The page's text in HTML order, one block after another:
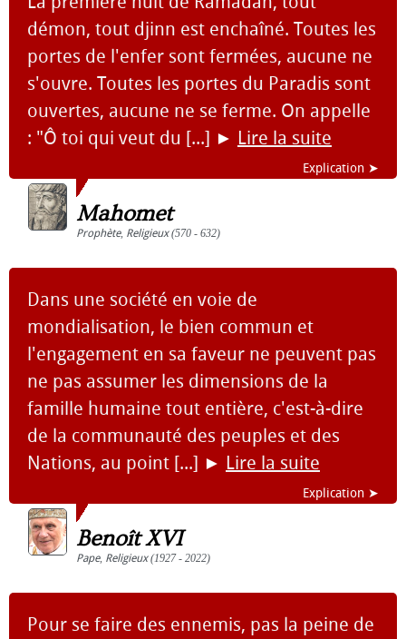
démon, tout djinn est enchaîné. Toutes les
portes de l'enfer sont fermées, aucune ne
s'ouvre. Toutes les portes du Paradis sont
ouvertes, aucune ne se ferme. On appelle
: "Ô toi qui veut du [...] ► Lire la suite
Explication ➤
Mahomet
Prophète, Religieux(570 - 632)
Dans une société en voie de
mondialisation, le bien commun et
l'engagement en sa faveur ne peuvent pas
ne pas assumer les dimensions de la
famille humaine tout entière, c'est-à-dire
de la communauté des peuples et des
Nations, au point [...] ► Lire la suite
Explication ➤
Benoît XVI
Pape, Religieux(1927 - 2022)
Pour se faire des ennemis, pas la peine de